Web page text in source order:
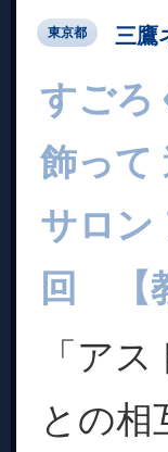
東京都 三鷹
すごろ
飾って
サロン
回 【
「ア
との